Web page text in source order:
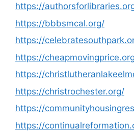
https://
https://bbbsmcal.org/
https://
https://
https://
https://christrochester.org/
https://
https://